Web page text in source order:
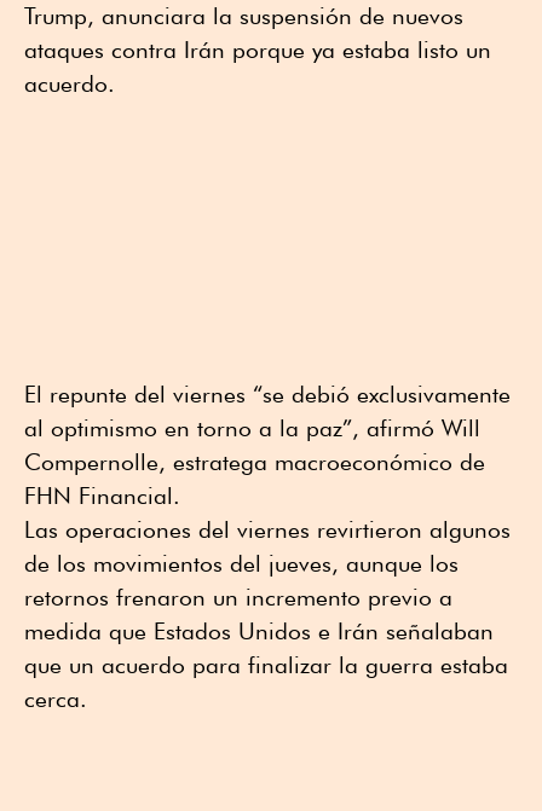
Trump, anunciara la suspensión de nuevos
ataques contra Irán porque ya estaba listo un
acuerdo.
El repunte del viernes “se debió exclusivamente
al optimismo en torno a la paz”, afirmó Will
Compernolle, estratega macroeconómico de
FHN Financial.
Las operaciones del viernes revirtieron algunos
de los movimientos del jueves, aunque los
retornos frenaron un incremento previo a
medida que Estados Unidos e Irán señalaban
que un acuerdo para finalizar la guerra estaba
cerca.